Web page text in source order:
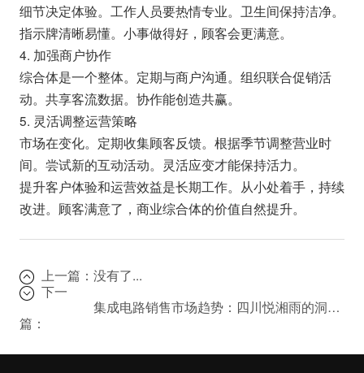
细节决定体验。工作人员要热情专业。卫生间保持洁净。
指示牌清晰易懂。小事做得好，顾客会更满意。
4. 加强商户协作
综合体是一个整体。定期与商户沟通。组织联合促销活
动。共享客流数据。协作能创造共赢。
5. 灵活调整运营策略
市场在变化。定期收集顾客反馈。根据季节调整营业时
间。尝试新的互动活动。灵活应变才能保持活力。
提升客户体验和运营效益是长期工作。从小处着手，持续
改进。顾客满意了，商业综合体的价值自然提升。
上一篇：没有了...
下一
篇：
集成电路销售市场趋势：四川悦湘雨的洞察与策略